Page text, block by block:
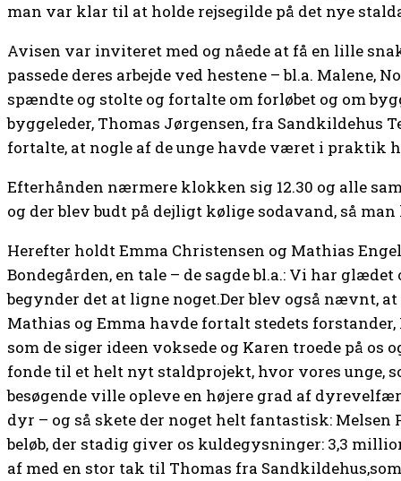
man var klar til at holde rejsegilde på det nye
Avisen var inviteret med og nåede at få en lille
passede deres arbejde ved hestene – bl.a. Malene,
spændte og stolte og fortalte om forløbet og om
byggeleder, Thomas Jørgensen, fra Sandkildehus
fortalte, at nogle af de unge havde været i praktik
Efterhånden nærmere klokken sig 12.30 og alle
og der blev budt på dejligt kølige sodavand, så
Herefter holdt Emma Christensen og Mathias
Bondegården, en tale – de sagde bl.a.: Vi har
begynder det at ligne noget.Der blev også nævnt,
Mathias og Emma havde fortalt stedets forstander,
som de siger ideen voksede og Karen troede på os
fonde til et helt nyt staldprojekt, hvor vores unge,
besøgende ville opleve en højere grad af
dyr – og så skete der noget helt fantastisk: Melsen
beløb, der stadig giver os kuldegysninger: 3,3
af med en stor tak til Thomas fra